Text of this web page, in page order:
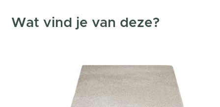
Wat vind je van deze?